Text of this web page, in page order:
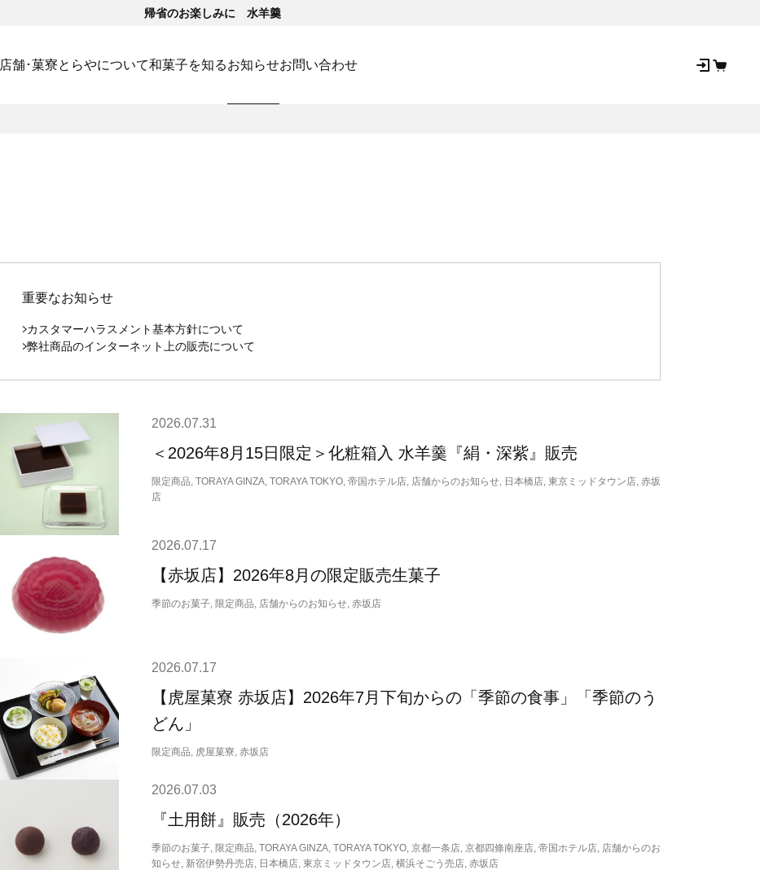
帰省のお楽しみに 水羊羹
店舗･菓寮とらやについて和菓子を知るお知らせお問い合わせ
重要なお知らせ
カスタマーハラスメント基本方針について
弊社商品のインターネット上の販売について
＜2026年8月15日限定＞化粧箱入 水羊羹『絹・深紫』販売
2026.07.31
限定商品, TORAYA GINZA, TORAYA TOKYO, 帝国ホテル店, 店舗からのお知らせ, 日本橋店, 東京ミッドタウン店, 赤坂
店
【赤坂店】2026年8月の限定販売生菓子
2026.07.17
季節のお菓子, 限定商品, 店舗からのお知らせ, 赤坂店
【虎屋菓寮 赤坂店】2026年7月下旬からの「季節の食事」「季節のう
どん」
2026.07.17
限定商品, 虎屋菓寮, 赤坂店
『土用餅』販売（2026年）
2026.07.03
季節のお菓子, 限定商品, TORAYA GINZA, TORAYA TOKYO, 京都一条店, 京都四條南座店, 帝国ホテル店, 店舗からのお
知らせ, 新宿伊勢丹売店, 日本橋店, 東京ミッドタウン店, 横浜そごう売店, 赤坂店